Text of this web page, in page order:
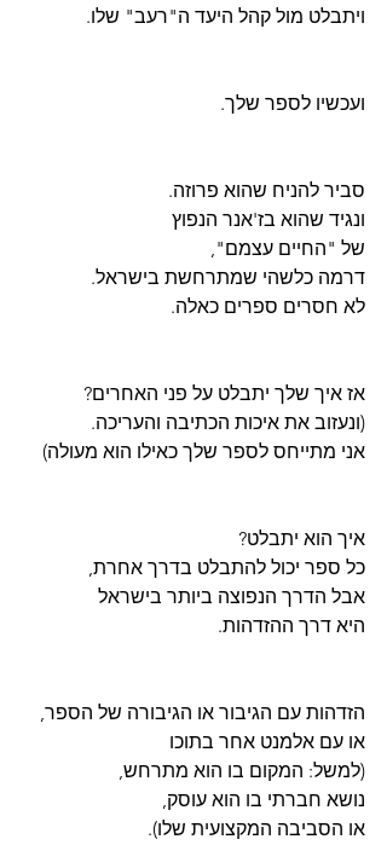
ויתבלט מול קהל היעד ה"רעב" שלו.
ועכשיו לספר שלך.
סביר להניח שהוא פרוזה.
ונגיד שהוא בז'אנר הנפוץ
של "החיים עצמם",
דרמה כלשהי שמתרחשת בישראל.
לא חסרים ספרים כאלה.
אז איך שלך יתבלט על פני האחרים?
(ונעזוב את איכות הכתיבה והעריכה.
אני מתייחס לספר שלך כאילו הוא מעולה)
איך הוא יתבלט?
כל ספר יכול להתבלט בדרך אחרת,
אבל הדרך הנפוצה ביותר בישראל
היא דרך ההזדהות.
הזדהות עם הגיבור או הגיבורה של הספר,
או עם אלמנט אחר בתוכו
(למשל: המקום בו הוא מתרחש,
נושא חברתי בו הוא עוסק,
או הסביבה המקצועית שלו).